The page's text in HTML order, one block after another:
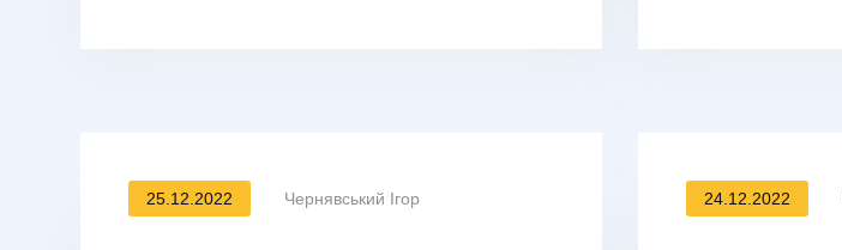
25.12.2022 Чернявський Ігор 24.12.2022